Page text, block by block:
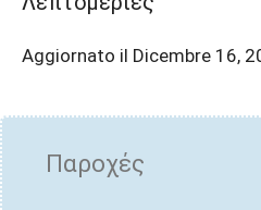
Aggiornato il Dicembre 16,
Παροχές